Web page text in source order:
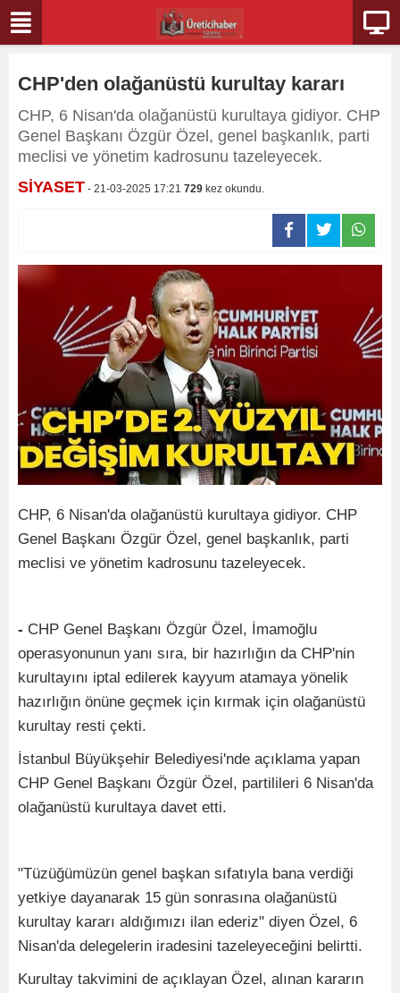
CHP'den olağanüstü kurultay kararı
CHP, 6 Nisan'da olağanüstü kurultaya gidiyor. CHP
Genel Başkanı Özgür Özel, genel başkanlık, parti
meclisi ve yönetim kadrosunu tazeleyecek.
SİYASET - 21-03-2025 17:21 729 kez okundu.
CHP, 6 Nisan'da olağanüstü kurultaya gidiyor. CHP
Genel Başkanı Özgür Özel, genel başkanlık, parti
meclisi ve yönetim kadrosunu tazeleyecek.
- CHP Genel Başkanı Özgür Özel, İmamoğlu
operasyonunun yanı sıra, bir hazırlığın da CHP'nin
kurultayını iptal edilerek kayyum atamaya yönelik
hazırlığın önüne geçmek için kırmak için olağanüstü
kurultay resti çekti.
İstanbul Büyükşehir Belediyesi'nde açıklama yapan
CHP Genel Başkanı Özgür Özel, partilileri 6 Nisan'da
olağanüstü kurultaya davet etti.
"Tüzüğümüzün genel başkan sıfatıyla bana verdiği
yetkiye dayanarak 15 gün sonrasına olağanüstü
kurultay kararı aldığımızı ilan ederiz" diyen Özel, 6
Nisan'da delegelerin iradesini tazeleyeceğini belirtti.
Kurultay takvimini de açıklayan Özel, alınan kararın